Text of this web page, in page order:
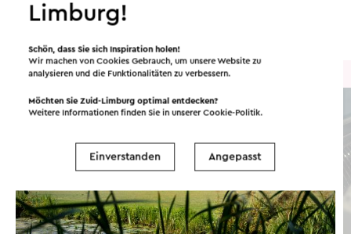
Sehenswürdigkeiten
Brasserie / Restaurant
Limburg!
Schön, dass Sie sich Inspiration holen!
Wir machen von Cookies Gebrauch, um unsere Website zu
analysieren und die Funktionalitäten zu verbessern.
Möchten Sie Zuid-Limburg optimal entdecken?
Weitere Informationen finden Sie in unsererCookie-Politik.
Einverstanden Angepasst